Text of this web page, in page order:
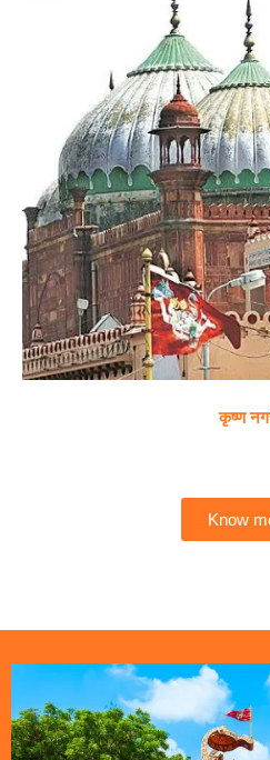
कृष्ण
Know